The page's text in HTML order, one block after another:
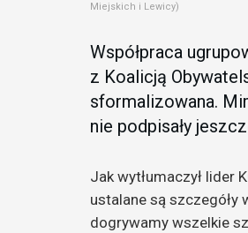
Miejskich i Lewicy)
Współpraca
z Koalicją
sformalizowana.
nie podpisały
Jak wytłumaczył lider
ustalane są szczegóły
dogrywamy wszelkie